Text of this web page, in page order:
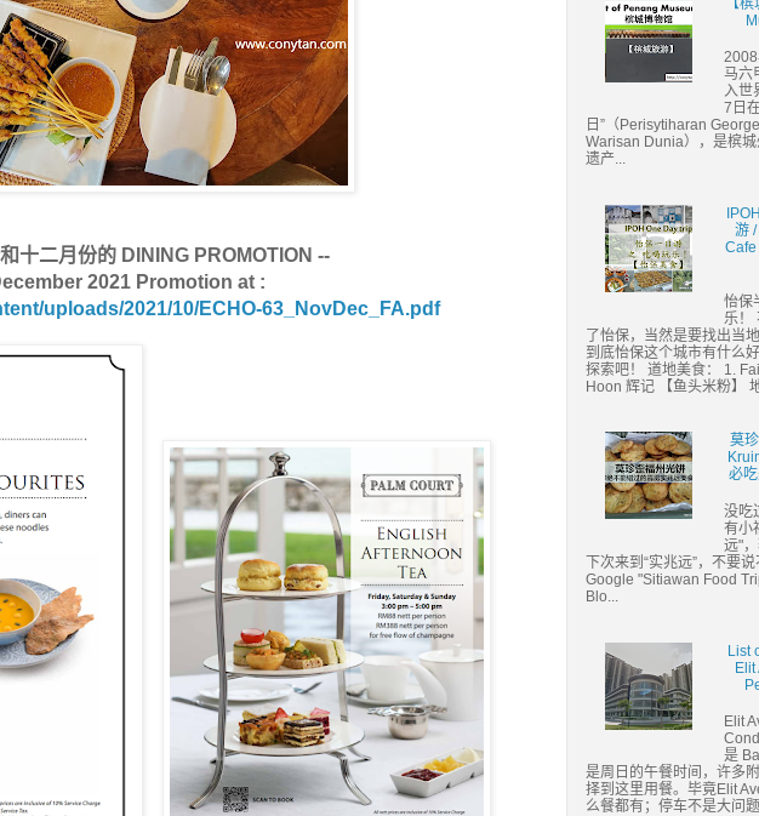
十二月份的 DINING PROMOTION --
2021 Promotion at :
uploads/2021/10/ECHO-63_NovDec_FA.pdf
【
2008
马六
入世
7日
日”（Perisytiharan
Warisan Dunia），是槟
遗产...
游 /
Cafe
怡保
乐！
了怡保，当然是要找出当
到底怡保这个城市有什么
探索吧！ 道地美食： 1.
Hoon 辉记 【鱼头米粉】
莫
必
没吃
有小
远"
下次来到“实兆远”，不要
Google "Sitiawan Food
Blo...
List
Elit
Elit
是
是周日的午餐时间，许多
择到这里用餐。毕竟Elit
么餐都有；停车不是大问